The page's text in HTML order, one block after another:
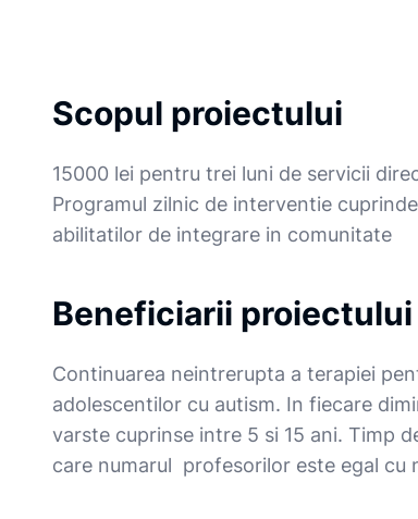
Scopul proiectului
15000 lei pentru trei luni de servicii
Programul zilnic de interventie
abilitatilor de integrare in comunitate
Beneficiarii proiectului
Continuarea neintrerupta a terapiei
adolescentilor cu autism. In fiecare
varste cuprinse intre 5 si 15 ani. Timp
care numarul profesorilor este egal cu